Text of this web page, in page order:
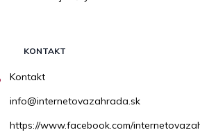
KONTAKT
Kontakt
info@internetovazahrada.sk
https://www.facebook.com/